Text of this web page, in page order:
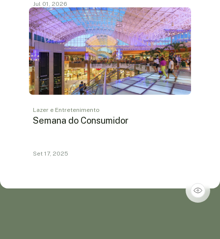
Jul 01, 2026
Lazer e Entretenimento
Semana do Consumidor
Set 17, 2025